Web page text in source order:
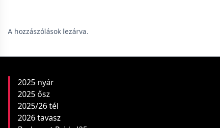
A hozzászólások lezárva.
2025 nyár
2025 ősz
2025/26 tél
2026 tavasz